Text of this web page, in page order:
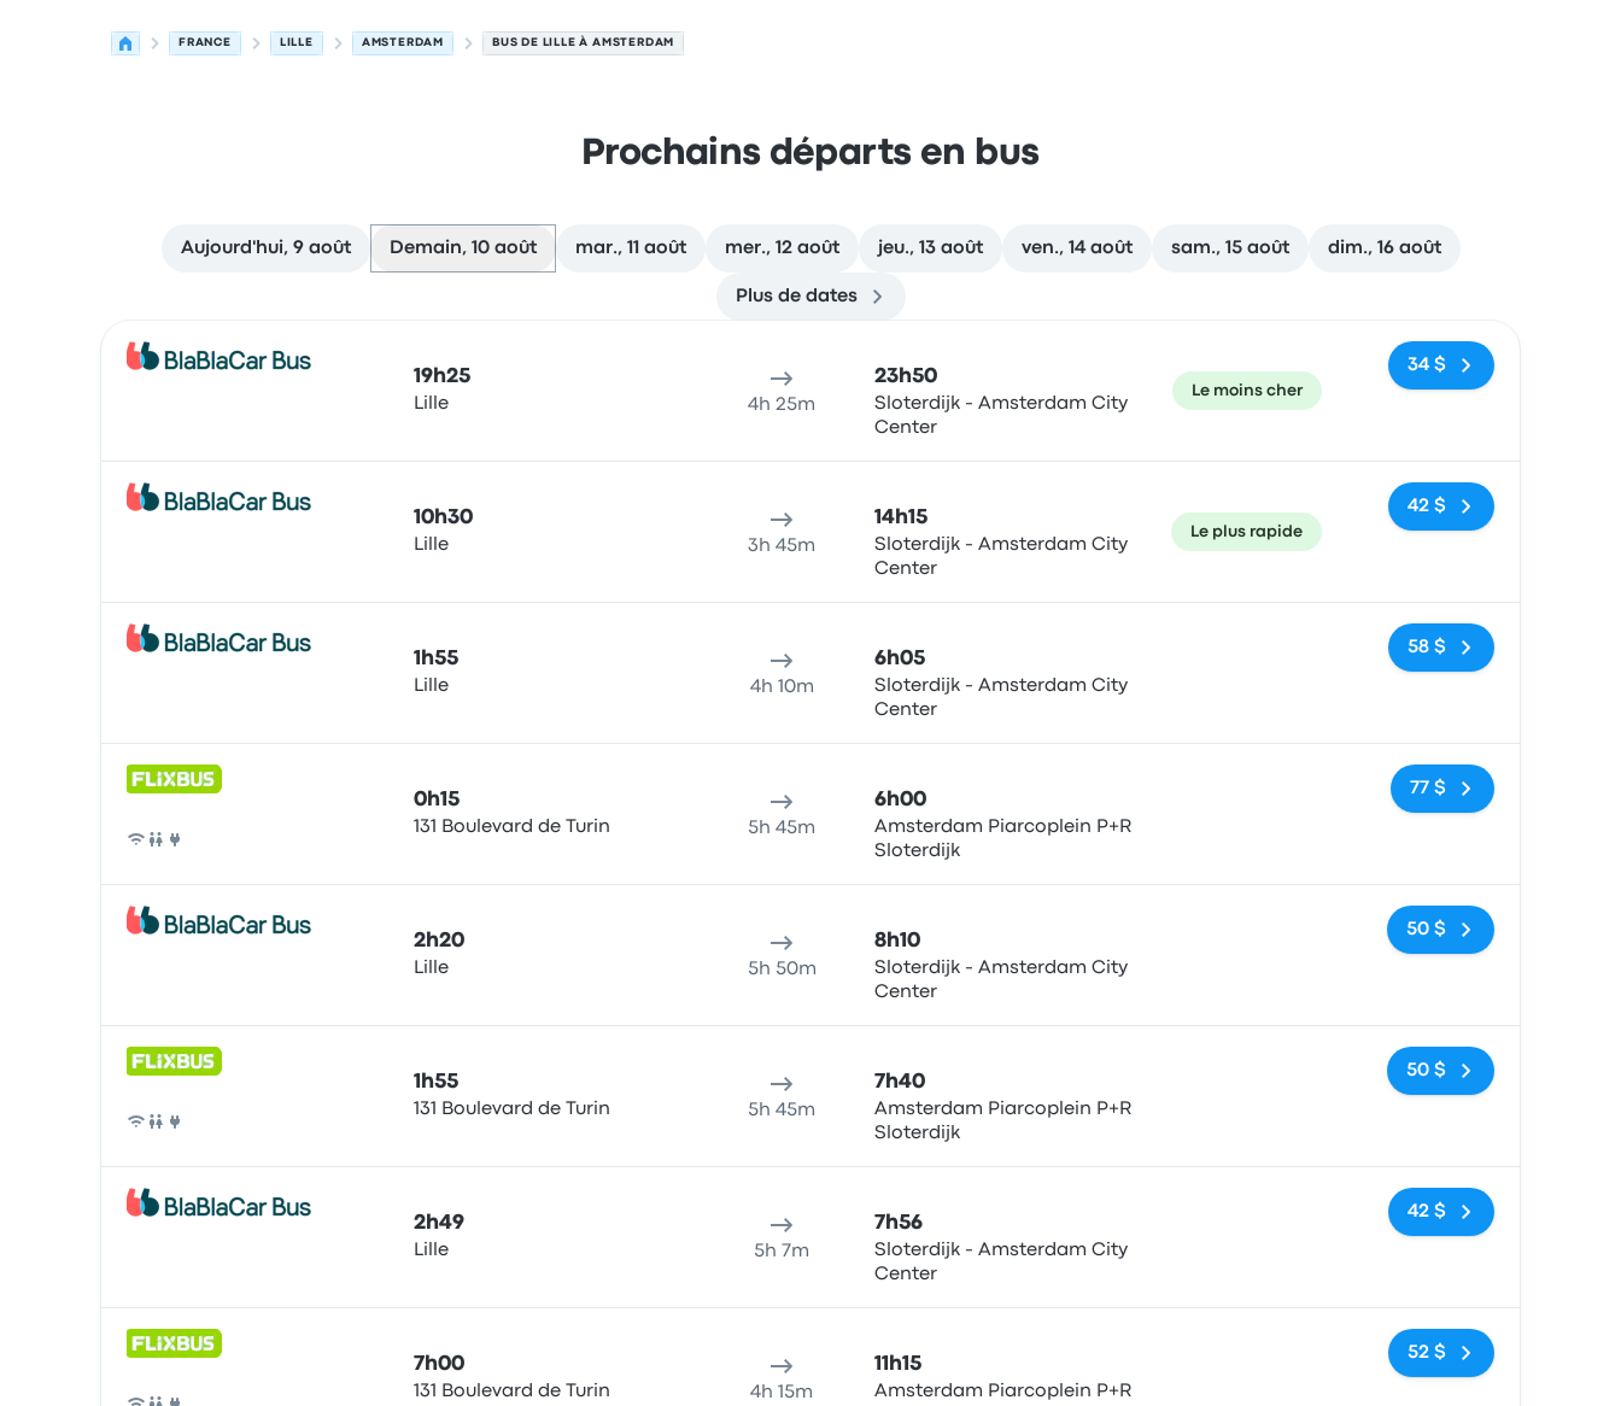
FRANCE LILLE AMSTERDAM BUS DE LILLE À AMSTERDAM
Prochains départs en bus
Aujourd'hui, 9 août Demain, 10 août mar., 11 août mer., 12 août jeu., 13 août ven., 14 août sam., 15 août dim., 16 août
Plus de dates
19h25
Lille 4h 25m
23h50
Sloterdijk - Amsterdam City
Center
Le moins cher
34 $
10h30
Lille 3h 45m
14h15
Sloterdijk - Amsterdam City
Center
Le plus rapide
42 $
1h55
Lille 4h 10m
6h05
Sloterdijk - Amsterdam City
Center
Pas de balises
58 $
Bus
0h15
131 Boulevard de Turin 5h 45m
6h00
Amsterdam Piarcoplein P+R
Sloterdijk
Pas de balises
77 $
2h20
Lille 5h 50m
8h10
Sloterdijk - Amsterdam City
Center
Pas de balises
50 $
Bus
1h55
131 Boulevard de Turin 5h 45m
7h40
Amsterdam Piarcoplein P+R
Sloterdijk
Pas de balises
50 $
2h49
Lille 5h 7m
7h56
Sloterdijk - Amsterdam City
Center
Pas de balises
42 $
7h00
131 Boulevard de Turin 4h 15m
11h15
Amsterdam Piarcoplein P+R
Pas de balises
52 $